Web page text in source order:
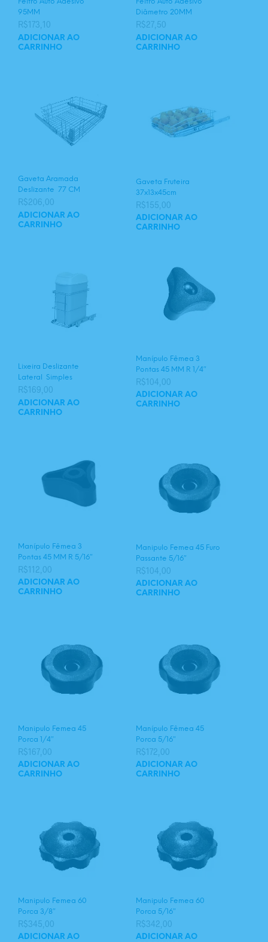
95MM
R$173,10
ADICIONAR AO
CARRINHO
Diâmetro 20MM
R$27,50
ADICIONAR AO
CARRINHO
Gaveta Aramada
Deslizante 77 CM
R$206,00
ADICIONAR AO
CARRINHO
Gaveta Fruteira
37x13x45cm
R$155,00
ADICIONAR AO
CARRINHO
Lixeira Deslizante
Lateral Simples
R$169,00
ADICIONAR AO
CARRINHO
Manípulo Fêmea 3
Pontas 45 MM R 1/4″
R$104,00
ADICIONAR AO
CARRINHO
Manípulo Fêmea 3
Pontas 45 MM R 5/16″
R$112,00
ADICIONAR AO
CARRINHO
Manipulo Femea 45 Furo
Passante 5/16″
R$104,00
ADICIONAR AO
CARRINHO
Manipulo Femea 45
Porca 1/4″
R$167,00
ADICIONAR AO
CARRINHO
Manípulo Fêmea 45
Porca 5/16″
R$172,00
ADICIONAR AO
CARRINHO
Manipulo Femea 60
Porca 3/8″
R$345,00
ADICIONAR AO
Manipulo Femea 60
Porca 5/16″
R$342,00
ADICIONAR AO